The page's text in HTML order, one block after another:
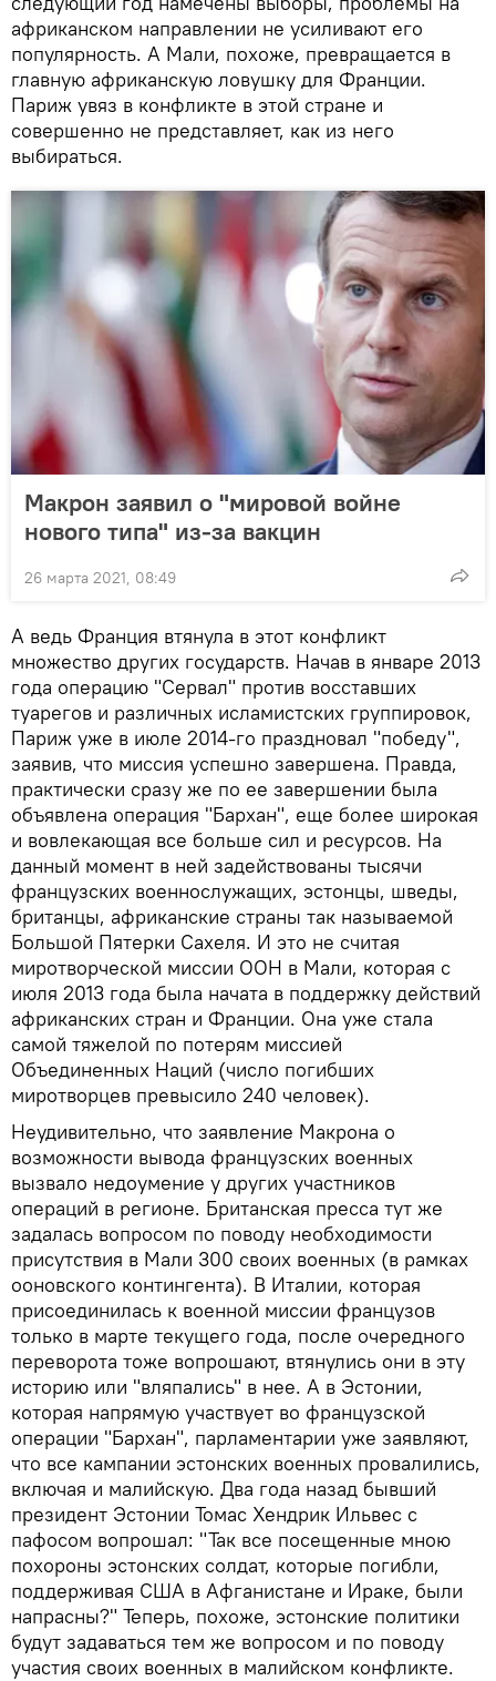
африканском направлении не усиливают его
популярность. А Мали, похоже, превращается в
главную африканскую ловушку для Франции.
Париж увяз в конфликте в этой стране и
совершенно не представляет, как из него
выбираться.
Макрон заявил о "мировой войне
нового типа" из-за вакцин
26 марта 2021, 08:49
А ведь Франция втянула в этот конфликт
множество других государств. Начав в январе 2013
года операцию "Сервал" против восставших
туарегов и различных исламистских группировок,
Париж уже в июле 2014-го праздновал "победу",
заявив, что миссия успешно завершена. Правда,
практически сразу же по ее завершении была
объявлена операция "Бархан", еще более широкая
и вовлекающая все больше сил и ресурсов. На
данный момент в ней задействованы тысячи
французских военнослужащих, эстонцы, шведы,
британцы, африканские страны так называемой
Большой Пятерки Сахеля. И это не считая
миротворческой миссии ООН в Мали, которая с
июля 2013 года была начата в поддержку действий
африканских стран и Франции. Она уже стала
самой тяжелой по потерям миссией
Объединенных Наций (число погибших
миротворцев превысило 240 человек).
Неудивительно, что заявление Макрона о
возможности вывода французских военных
вызвало недоумение у других участников
операций в регионе. Британская пресса тут же
задалась вопросом по поводу необходимости
присутствия в Мали 300 своих военных (в рамках
ооновского контингента). В Италии, которая
присоединилась к военной миссии французов
только в марте текущего года, после очередного
переворота тоже вопрошают, втянулись они в эту
историю или "вляпались" в нее. А в Эстонии,
которая напрямую участвует во французской
операции "Бархан", парламентарии уже заявляют,
что все кампании эстонских военных провалились,
включая и малийскую. Два года назад бывший
президент Эстонии Томас Хендрик Ильвес с
пафосом вопрошал: "Так все посещенные мною
похороны эстонских солдат, которые погибли,
поддерживая США в Афганистане и Ираке, были
напрасны?" Теперь, похоже, эстонские политики
будут задаваться тем же вопросом и по поводу
участия своих военных в малийском конфликте.